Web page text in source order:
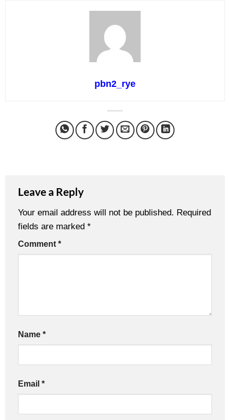
pbn2_rye
Leave a Reply
Your email address will not be published. Required
fields are marked *
Comment *
Name *
Email *